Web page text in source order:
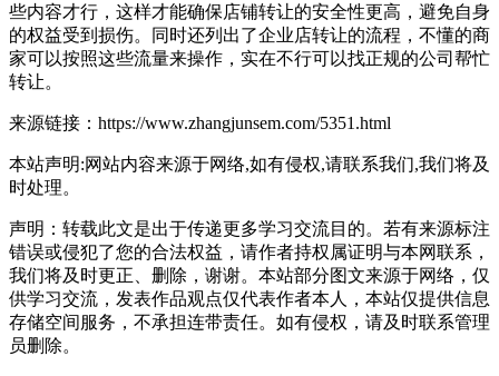
些内容才行，这样才能确保店铺转让的安全性更高，避免自身
的权益受到损伤。同时还列出了企业店转让的流程，不懂的商
家可以按照这些流量来操作，实在不行可以找正规的公司帮忙
转让。
来源链接：https://www.zhangjunsem.com/5351.html
本站声明:网站内容来源于网络,如有侵权,请联系我们,我们将及
时处理。
声明：转载此文是出于传递更多学习交流目的。若有来源标注
错误或侵犯了您的合法权益，请作者持权属证明与本网联系，
我们将及时更正、删除，谢谢。本站部分图文来源于网络，仅
供学习交流，发表作品观点仅代表作者本人，本站仅提供信息
存储空间服务，不承担连带责任。如有侵权，请及时联系管理
员删除。